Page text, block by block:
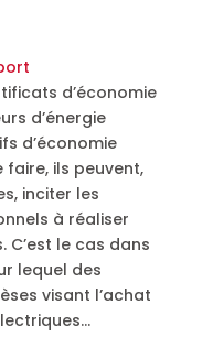
d’économie
d’énergie
d’économie
faire, ils peuvent,
inciter les
à réaliser
le cas dans
lequel des
visant l’achat